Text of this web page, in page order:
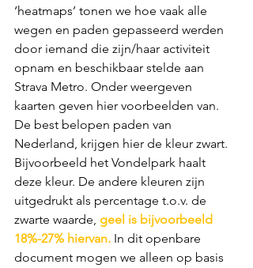
‘heatmaps’ tonen we hoe vaak alle
wegen en paden gepasseerd werden
door iemand die zijn/haar activiteit
opnam en beschikbaar stelde aan
Strava Metro. Onder weergeven
kaarten geven hier voorbeelden van.
De best belopen paden van
Nederland, krijgen hier de kleur zwart.
Bijvoorbeeld het Vondelpark haalt
deze kleur. De andere kleuren zijn
uitgedrukt als percentage t.o.v. de
zwarte waarde, geel is bijvoorbeeld
18%-27% hiervan. In dit openbare
document mogen we alleen op basis